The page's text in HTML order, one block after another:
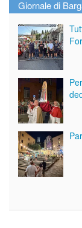
Giornale di